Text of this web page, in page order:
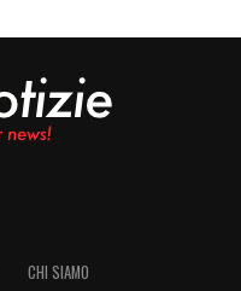
CHI SIAMO